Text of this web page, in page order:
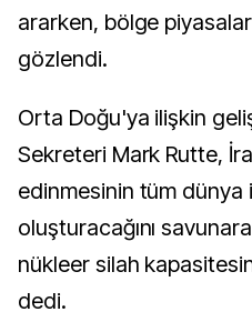
ararken, bölge
gözlendi.
Orta Doğu'ya ilişkin
Sekreteri Mark Rutte,
edinmesinin tüm
oluşturacağını
nükleer silah
dedi.